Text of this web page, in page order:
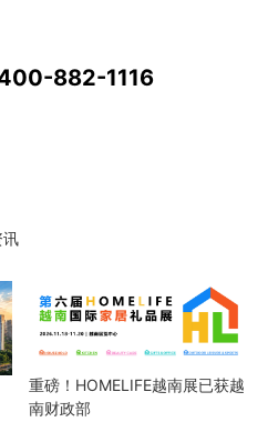
882-1116
讯
重磅！HOMELIFE越南展已获越
南财政部